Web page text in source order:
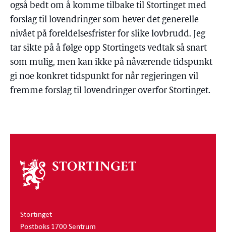
også bedt om å komme tilbake til Stortinget med
forslag til lovendringer som hever det generelle
nivået på foreldelsesfrister for slike lovbrudd. Jeg
tar sikte på å følge opp Stortingets vedtak så snart
som mulig, men kan ikke på nåværende tidspunkt
gi noe konkret tidspunkt for når regjeringen vil
fremme forslag til lovendringer overfor Stortinget.
Om
stortinget
Stortinget
Postboks 1700 Sentrum